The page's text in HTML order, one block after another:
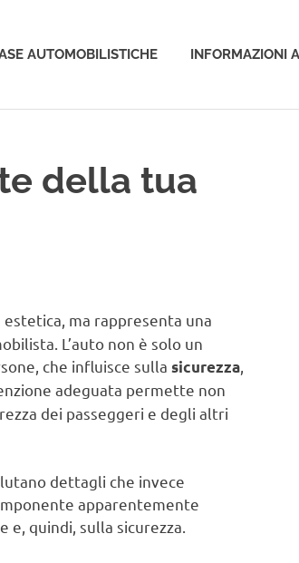
AUTOMOBILISTICHE INFORMAZIONI
della tua
ma rappresenta una
L’auto non è solo un
che influisce sulla sicurezza
adeguata permette non
dei passeggeri e degli altri
dettagli che invece
apparentemente
quindi, sulla sicurezza.